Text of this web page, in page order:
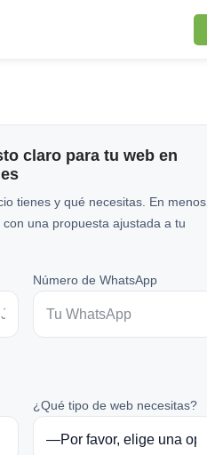
claro para tu web en
tienes y qué necesitas. En menos
una propuesta ajustada a tu
Número de WhatsApp
¿Qué tipo de web necesitas?